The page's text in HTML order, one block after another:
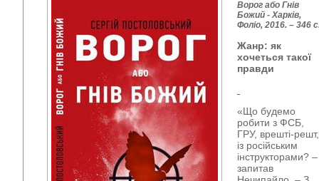
Ворог або Гнів
Божий - Харків,
Фоліо, 2016. – 346
Жанр: як
хочеться такої
правди
«Що будемо
робити з ФСБ,
ГРУ, врешті-решт,
із російським
інструкторами? –
запитав